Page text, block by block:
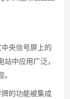
央信号屏上的
中应用广泛，
的功能被集成